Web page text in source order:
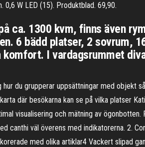
W LED (15). Produktblad. 69,90.
ca. 1300 kvm, finns även
6 bädd platser, 2 sovrum,
I vardagsrummet
du grupperar uppsättningar med objekt
där besökarna kan se på vilka platser
visualisering och mätning av
canthi väl överens med indikatorerna. 2.
med olika artiklar4 Vackert slipad